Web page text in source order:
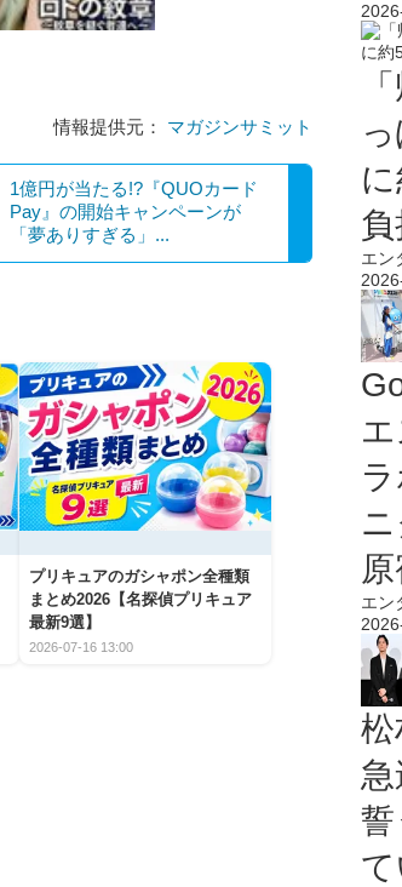
情報提供元： マガジンサミット
1億円が当たる!?『QUOカード
Pay』の開始キャンペーンが
「夢ありすぎる」...
プリキュアのガシャポン全種類
まとめ2026【名探偵プリキュア
最新9選】
2026-07-16 13:00
エン
エン
松
て